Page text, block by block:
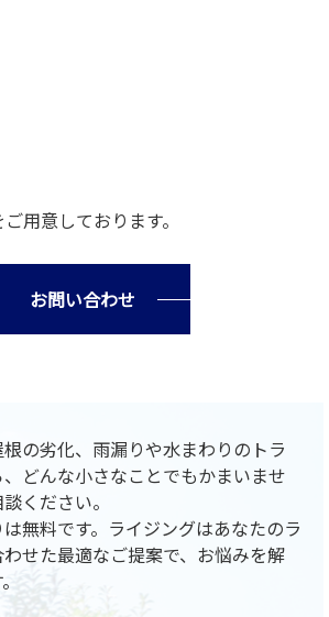
用意しております。
お問い合わせ
の劣化、雨漏りや水まわりのトラ
どんな小さなことでもかまいませ
ください。
無料です。ライジングはあなたのラ
せた最適なご提案で、お悩みを解